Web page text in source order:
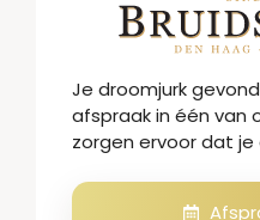
Je droomjurk
afspraak in één van
zorgen ervoor dat je